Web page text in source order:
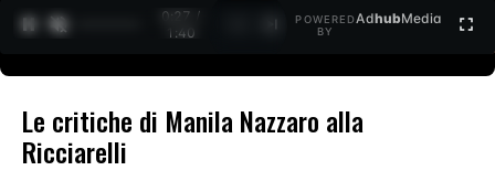
0:28 /
1:40
POWERED
BY
AdhubMedia
Le critiche di Manila Nazzaro alla
Ricciarelli